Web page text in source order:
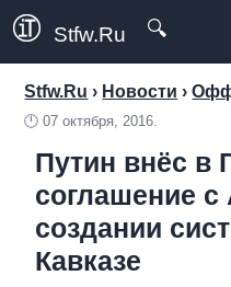
Stfw.Ru 🔍
Stfw.Ru › Новости ›
🕛07 октября, 2016.
Путин внёс в
соглашение
создании
Кавказе